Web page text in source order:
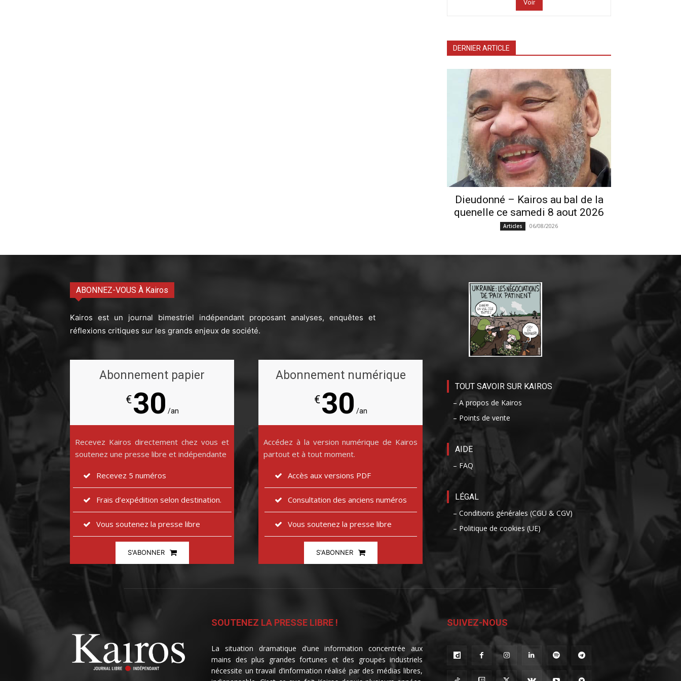
Voir
DERNIER ARTICLE
Dieudonné – Kairos au bal de la
quenelle ce samedi 8 aout 2026
Articles 06/08/2026
ABONNEZ-VOUS À Kairos
Kairos est un journal bimestriel indépendant proposant analyses, enquêtes et
réflexions critiques sur les grands enjeux de société.
Abonnement papier
€30 /an
Recevez Kairos directement chez vous et
soutenez une presse libre et indépendante
Recevez 5 numéros
Frais d’expédition selon destination.
Vous soutenez la presse libre
S'ABONNER
Abonnement numérique
€30 /an
Accédez à la version numérique de Kairos
partout et à tout moment.
Accès aux versions PDF
Consultation des anciens numéros
Vous soutenez la presse libre
S'ABONNER
TOUT SAVOIR SUR KAIROS
– A propos de Kairos
– Points de vente
AIDE
– FAQ
LÉGAL
– Conditions générales (CGU & CGV)
– Politique de cookies (UE)
SOUTENEZ LA PRESSE LIBRE !
La situation dramatique d’une information concentrée aux
mains des plus grandes fortunes et des groupes industriels
nécessite un travail d’information réalisé par des médias libres,
SUIVEZ-NOUS